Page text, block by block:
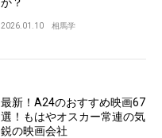
2026.01.10 相馬学
最新！A24のおすすめ映画67
選！もはやオスカー常連の気
鋭の映画会社